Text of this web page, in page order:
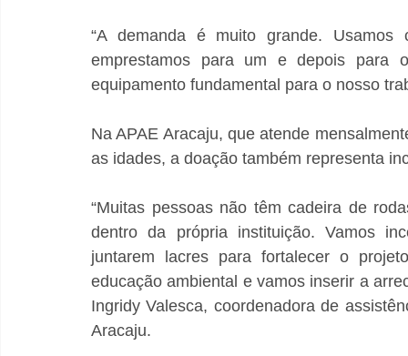
“A demanda é muito grande. Usamos
emprestamos para um e depois para
equipamento fundamental para o nosso
Na APAE Aracaju, que atende
as idades, a doação também representa
“Muitas pessoas não têm cadeira de
dentro da própria instituição. Vamos
juntarem lacres para fortalecer o
educação ambiental e vamos inserir a
Ingridy Valesca, coordenadora de
Aracaju.